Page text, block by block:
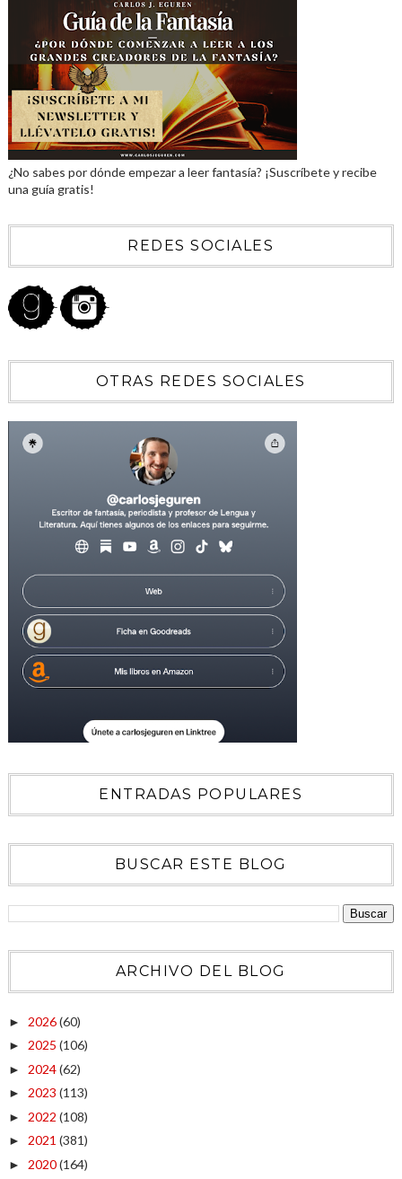
¿No sabes por dónde empezar a leer fantasía? ¡Suscríbete y recibe
una guía gratis!
REDES SOCIALES
OTRAS REDES SOCIALES
ENTRADAS POPULARES
BUSCAR ESTE BLOG
ARCHIVO DEL BLOG
► 2026(60)
► 2025 (106)
► 2024(62)
► 2023 (113)
► 2022 (108)
► 2021 (381)
► 2020(164)